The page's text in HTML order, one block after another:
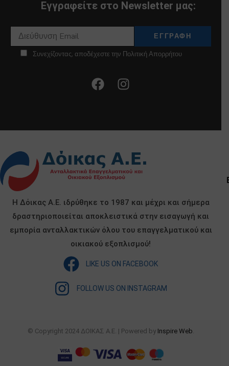
Εγγραφείτε στο Newsletter μας:
Συνεχίζοντας, αποδέχεστε την Πολιτική Απορρήτου
Η Δόικας Α.Ε. ιδρύθηκε το 1987 και μέχρι και σήμερα
δραστηριοποιείται αποκλειστικά στην εισαγωγή και
εμπορία ανταλλακτικών όλου του επαγγελματικού και
οικιακού εξοπλισμού!
LIKE US ON FACEBOOK
FOLLOW US ON INSTAGRAM
© Copyright 2024 ΔΟΙΚΑΣ Α.Ε. | Powered by Inspire Web.